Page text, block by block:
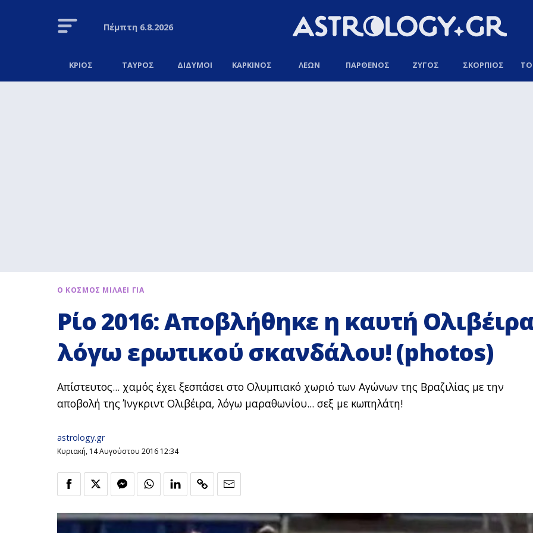
Πέμπτη6.8.2026
ΚΡΙΟΣ ΤΑΥΡΟΣ ΔΙΔΥΜΟΙ ΚΑΡΚΙΝΟΣ ΛΕΩΝ ΠΑΡΘΕΝΟΣ ΖΥΓΟΣ ΣΚΟΡΠΙΟΣ
Ο ΚΟΣΜΟΣ ΜΙΛΑΕΙ ΓΙΑ
Ρίο 2016: Αποβλήθηκε η καυτή
λόγω ερωτικού σκανδάλου! (photos)
Απίστευτος... χαμός έχει ξεσπάσει στο Ολυμπιακό χωριό των Αγώνων της Βραζιλίας με την
αποβολή της Ίνγκριντ Ολιβέιρα, λόγω μαραθωνίου... σεξ με κωπηλάτη!
astrology.gr
Κυριακή, 14 Αυγούστου 2016 12:34